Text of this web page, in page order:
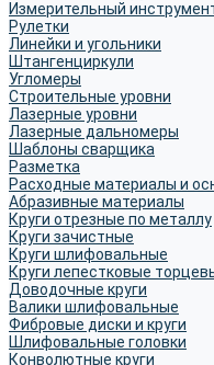
Измерительный
Рулетки
Линейки и угольники
Штангенциркули
Угломеры
Строительные уровни
Лазерные уровни
Лазерные дальномеры
Шаблоны сварщика
Разметка
Расходные материалы и
Абразивные материалы
Круги отрезные по металлу
Круги зачистные
Круги шлифовальные
Круги лепестковые
Доводочные круги
Валики шлифовальные
Фибровые диски и круги
Шлифовальные головки
Конволютные круги